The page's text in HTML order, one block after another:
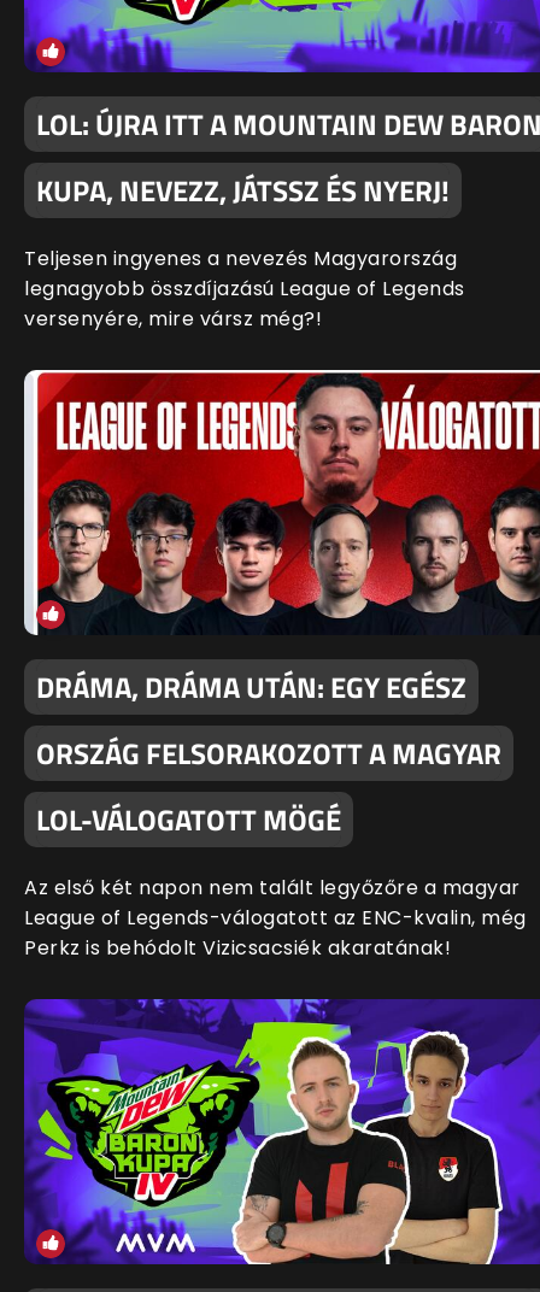
LOL: ÚJRA ITT A MOUNTAIN DEW
KUPA, NEVEZZ, JÁTSSZ ÉS NYERJ!
Teljesen ingyenes a nevezés Magyarország
legnagyobb összdíjazású League of Legends
versenyére, mire vársz még?!
DRÁMA, DRÁMA UTÁN: EGY EGÉSZ
ORSZÁG FELSORAKOZOTT A MAGYAR
LOL-VÁLOGATOTT MÖGÉ
Az első két napon nem talált legyőzőre a magyar
League of Legends-válogatott az ENC-kvalin, még
Perkz is behódolt Vizicsacsiék akaratának!